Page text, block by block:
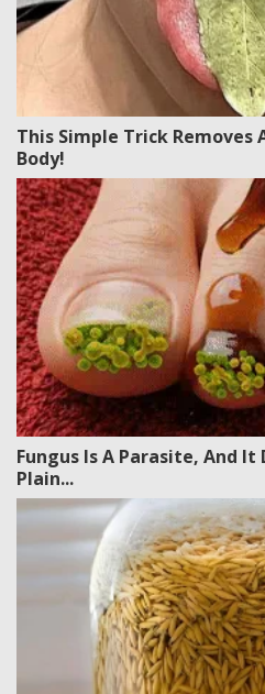
This Simple Trick Removes
Body!
Fungus Is A Parasite, And It
Plain...